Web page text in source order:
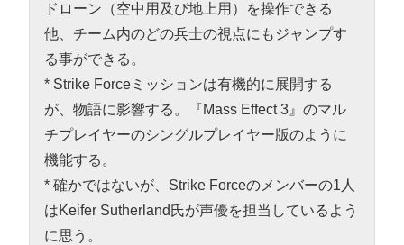
ドローン（空中用及び地上用）を操作できる
他、チーム内のどの兵士の視点にもジャンプす
る事ができる。
* Strike Forceミッションは有機的に展開する
が、物語に影響する。『Mass Effect 3』のマル
チプレイヤーのシングルプレイヤー版のように
機能する。
* 確かではないが、Strike Forceのメンバーの1人
はKeifer Sutherland氏が声優を担当しているよう
に思う。